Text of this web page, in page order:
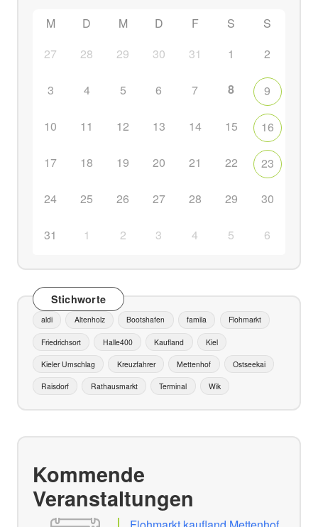
M D M D F S
S
27
28 29 30 31 1 2
3 4 5 6 7 8 9
10 11 12 13 14 15 16
17 18 19 20 21 22 23
24 25 26 27 28 29 30
31 1 2 3 4 5 6
Stichworte
aldi Altenholz Bootshafen famila Flohmarkt
Friedrichsort Halle400 Kaufland Kiel
Kieler Umschlag Kreuzfahrer Mettenhof Ostseekai
Raisdorf Rathausmarkt Terminal Wik
Kommende
Veranstaltungen